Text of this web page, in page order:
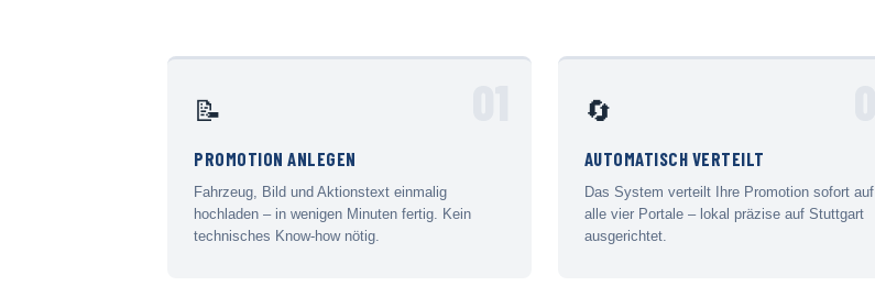
📝
PROMOTION ANLEGEN
Fahrzeug, Bild und Aktionstext einmalig
hochladen – in wenigen Minuten fertig. Kein
technisches Know-how nötig.
🔄
AUTOMATISCH VERTEILT
Das System verteilt Ihre Promotion sofort auf
alle vier Portale – lokal präzise auf Stuttgart
ausgerichtet.